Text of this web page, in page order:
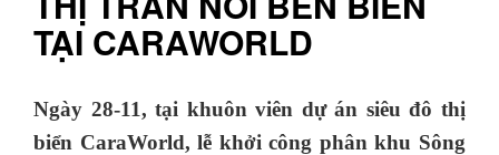
TẠI CARAWORLD
Ngày 28-11, tại khuôn viên dự án siêu đô thị
biển CaraWorld, lễ khởi công phân khu Sông